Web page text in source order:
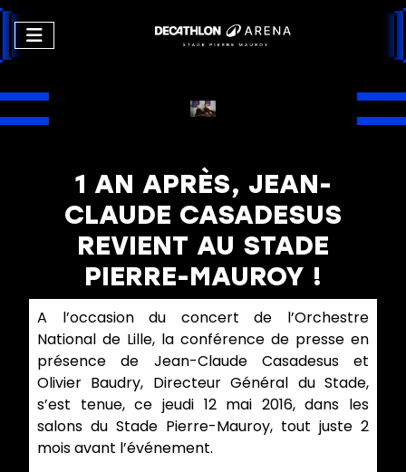
1 AN APRÈS, JEAN-
CLAUDE CASADESUS
REVIENT AU STADE
PIERRE-MAUROY !
A l’occasion du concert de l’Orchestre
National de Lille, la conférence de presse en
présence de Jean-Claude Casadesus et
Olivier Baudry, Directeur Général du Stade,
s’est tenue, ce jeudi 12 mai 2016, dans les
salons du Stade Pierre-Mauroy, tout juste 2
mois avant l’événement.